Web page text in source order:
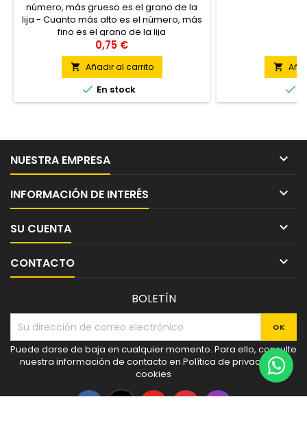
número, más grueso es el grano de la
lija - Cuanto más alto es el número, más
fino es el grano de la lija
0,75 €
 Añadir al carrito
 En stock


NUESTRA EMPRESA 
INFORMACIÓN DE INTERÉS 
SU CUENTA 
CONTACTO 
BOLETÍN
Puede darse de baja en cualquier momento. Para ello, consulte
nuestra información de contacto en Política de privacidad y
cookies